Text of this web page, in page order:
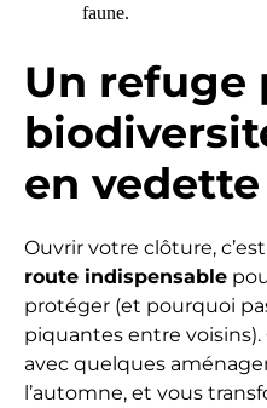
faune.
Un refuge
en vedette
Ouvrir votre clôture,
route indispensable
protéger (et pourquoi
piquantes entre voisins).
avec quelques
l’automne, et vous